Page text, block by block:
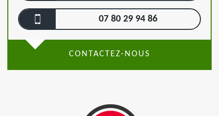
07 80 29 94 86
CONTACTEZ-NOUS